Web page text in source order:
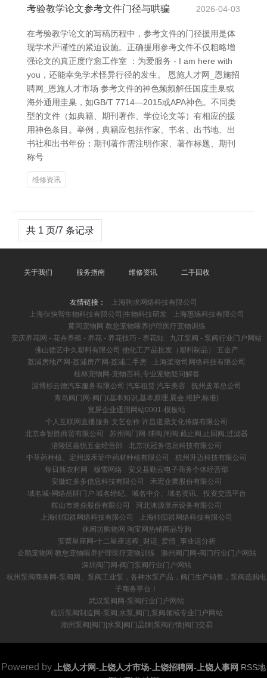
考验教学论文参考文件门径与哄骗 2026-04-03
在考验教学论文的写稿历程中，参考文件的门径援用是体
现学术严谨性的紧迫设施。正确援用参考文件不仅粗略增
强论文的真正度疗愈工作室 ：为爱服务 - I am here with
you，还能幸免学术怪异行径的发生。 恩施人才网_恩施招
聘网_恩施人才市场 参考文件的神色频频解任国度圭臬或
海外通用圭臬，如GB/T 7714—2015或APA神色。不同类
型的文件（如典籍、期刊著作、学位论文等）有相应的援
用神色条目。举例，典籍应包括作家、书名、出书地、出
书社和出书年份；期刊著作需注明作家、著作标题、期刊
称号
维修资讯
共 1 页/7 条记录
关于我们 服务指南 维修资讯 二手回收
友情链接：
上海驹求网络科技有限公司
上海伙快智生物科技有限公司|生物科技研发
上海惠练科技有限公司
黄冈宠物网 教您宠物喂养护理医疗宠物训练
安庆养花网 - 花卉养殖 - 养花 - 养花技巧 - 养花知
九江泵阀 - 泵阀行业门户网站
佛山德艺中久塑料有限公司 他化工产品批发（塑料制品） 五金产
荔浦房地产网-荔浦房产网-荔浦二手房
上海桨潋司网络科技有限公司
桂林宠物网-宠物百科,专业宠物疑问解答
淄博杉云德汽车服务有限公司 汽车租赁 汽车美容
抚州皮革总公司
青岛阀门网-阀门(基本知识,基本原理,展会,维护,标准)
宽屏企业通用网站0001-模板站
个人互联网直播服务 文艺创作 许昌道鼎文化传媒有限公司
北京泰智胜商贸有限公司
苏州阀门网-球阀,闸阀,截止阀,止回阀,过滤器
涪陵区嘉悦五金经营部
北京联冠务信息科技有限公司
中草药种植、定州源禾菲中药材种植有限公司
杭州升迈科技有限公司
每日新农村网
穆雪网络
安义县勤云电子商务个体经营部
安徽红多多信息科技有限公司
禾宏企業股份有限公司
域名城-网络品牌门户 域名经纪、域名中介、域名资讯、投资交流平台
鞍山市速鼎股份有限公司
河北涞源显示设备有限公司
上海帅阳祺网络科技有限公司
上海帅阳祺网络科技有限公司
休闲坊购物网 淘宝网热销商品导购
安蕾星座网-十二星座运程_财运_爱情_事业运分析
企鹅宠物网 教您宠物喂养护理医疗宠物训练
滁州阀门网-阀门行业门户网站
深圳阀门网-阀门泵阀行业门户网站
杭州泵阀商务网-泵阀网、泵阀工业泵，各种水泵产品，阀门生产销售，泵阀选购电
子商务平台！
武汉泵阀网-泵阀行业门户网站
临沂泵阀制造网-泵阀,水泵,阀门,泵阀领域专业门户网站
潮州泵阀|阀门|水泵|阀门品牌|泵阀行情|阀门交易
Powered by 上饶人才网-上饶人才市场-上饶招聘网-上饶人事网 RSS地